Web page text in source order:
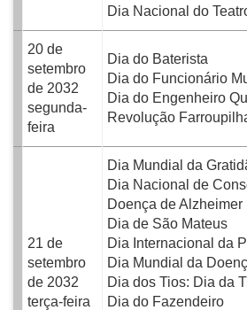
Dia Nacional do
20 de
setembro
de 2032
segunda-
feira
Dia do Baterista
Dia do Funcionário
Dia do Engenheiro
Revolução
21 de
setembro
de 2032
terça-feira
Dia Mundial da
Dia Nacional de
Doença de Alzheimer
Dia de São Mateus
Dia Internacional da
Dia Mundial da
Dia dos Tios: Dia da
Dia do Fazendeiro